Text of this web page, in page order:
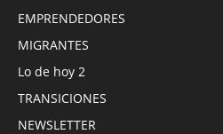
EMPRENDEDORES
MIGRANTES
Lo de hoy 2
TRANSICIONES
NEWSLETTER